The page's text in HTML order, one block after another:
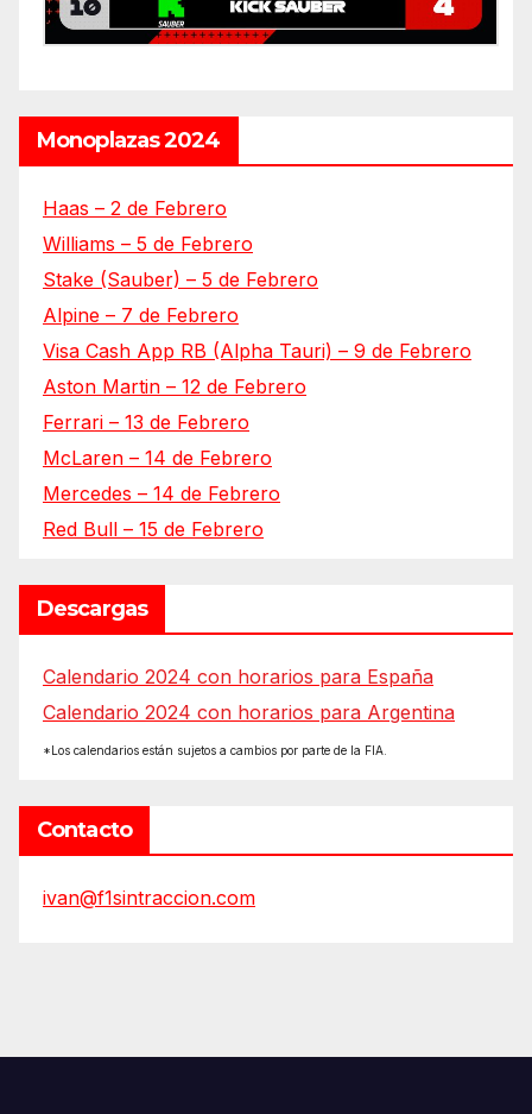
Monoplazas 2024
Haas – 2 de Febrero
Williams – 5 de Febrero
Stake (Sauber) – 5 de Febrero
Alpine – 7 de Febrero
Visa Cash App RB (Alpha Tauri) – 9 de Febrero
Aston Martin – 12 de Febrero
Ferrari – 13 de Febrero
McLaren – 14 de Febrero
Mercedes – 14 de Febrero
Red Bull – 15 de Febrero
Descargas
Calendario 2024 con horarios para España
Calendario 2024 con horarios para Argentina
*Los calendarios están sujetos a cambios por parte de la FIA.
Contacto
ivan@f1sintraccion.com